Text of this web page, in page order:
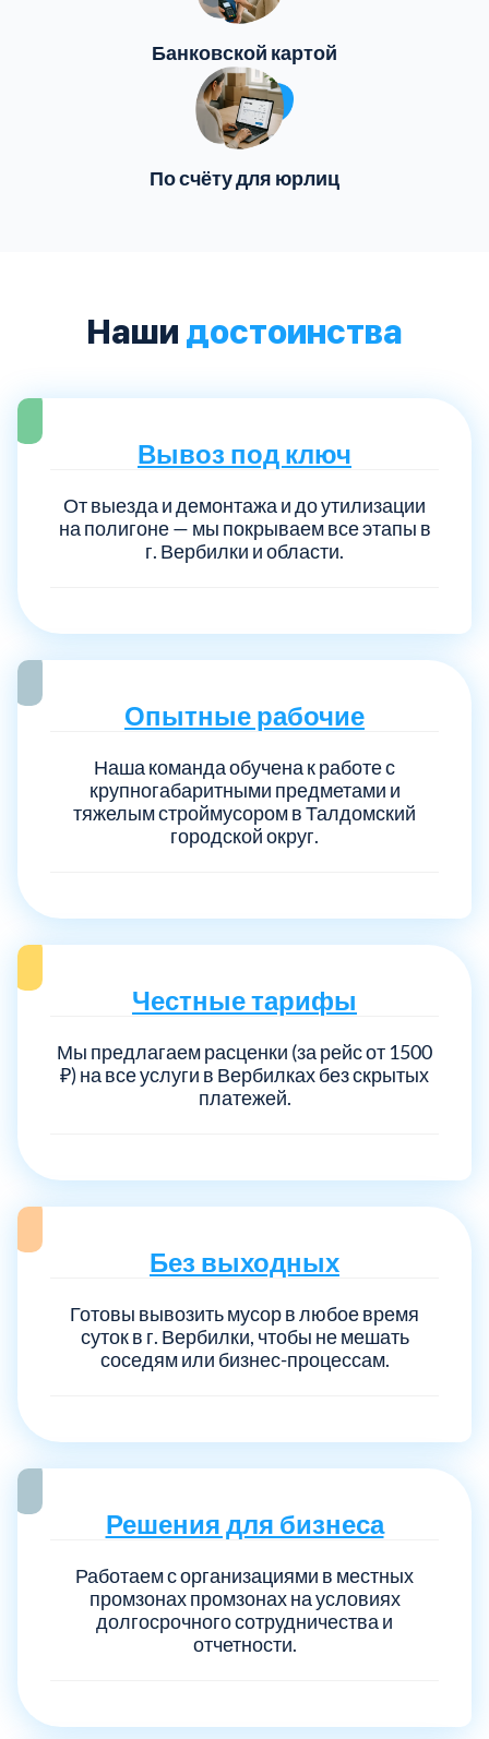
Банковской картой
По счёту для юрлиц
Наши достоинства
Вывоз под ключ
От выезда и демонтажа и до утилизации
на полигоне — мы покрываем все этапы в
г. Вербилки и области.
Опытные рабочие
Наша команда обучена к работе с
крупногабаритными предметами и
тяжелым строймусором в Талдомский
городской округ.
Честные тарифы
Мы предлагаем расценки (за рейс от 1500
₽) на все услуги в Вербилках без скрытых
платежей.
Без выходных
Готовы вывозить мусор в любое время
суток в г. Вербилки, чтобы не мешать
соседям или бизнес-процессам.
Решения для бизнеса
Работаем с организациями в местных
промзонах промзонах на условиях
долгосрочного сотрудничества и
отчетности.